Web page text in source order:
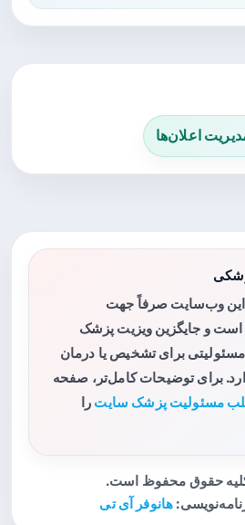
اعلان‌ها
این وب‌سایت صرفاً جهت
و جایگزین ویزیت پزشک
برای تشخیص یا درمان
برای توضیحات کامل‌تر، صفحه
مسئولیت پزشک سایت را
هانوفر آی تی